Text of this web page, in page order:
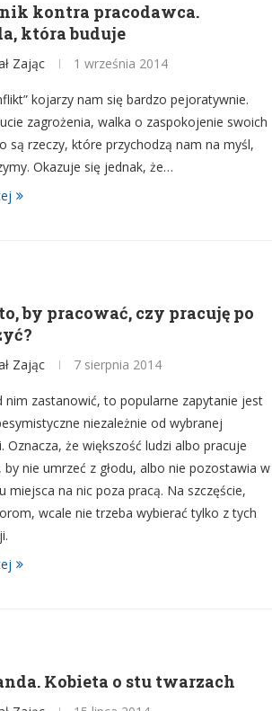
kontra pracodawca.
która buduje
Zając 1 września 2014
kojarzy nam się bardzo pejoratywnie.
zagrożenia, walka o zaspokojenie swoich
są rzeczy, które przychodzą nam na myśl,
Okazuje się jednak, że…
by pracować, czy pracuję po
Zając 7 sierpnia 2014
nim zastanowić, to popularne zapytanie jest
niezależnie od wybranej
Oznacza, że większość ludzi albo pracuje
nie umrzeć z głodu, albo nie pozostawia w
miejsca na nic poza pracą. Na szczęście,
wcale nie trzeba wybierać tylko z tych
Kobieta o stu twarzach